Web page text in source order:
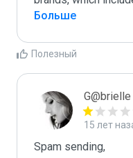
Больше
Полезный
G@brielle
15 лет
Spam sending,